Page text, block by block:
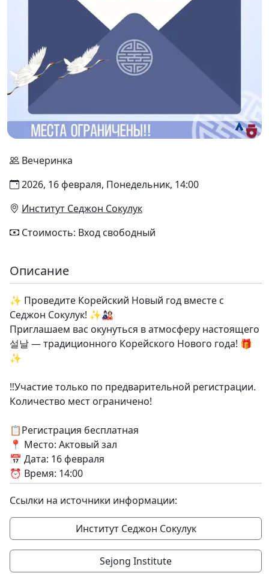
Вечеринка
2026, 16 февраля, Понедельник, 14:00
Институт Седжон Сокулук
Стоимость: Вход свободный
Описание
✨ Проведите Корейский Новый год вместе с
Седжон Сокулук! ✨🎎
Приглашаем вас окунуться в атмосферу настоящего
설날 — традиционного Корейского Нового года! 🎁
✨
‼️Участие только по предварительной регистрации.
Количество мест ограничено!
📋Регистрация бесплатная
📍 Место: Актовый зал
📅 Дата: 16 февраля
⏰ Время: 14:00
Ссылки на источники информации:
Институт Седжон Сокулук
Sejong Institute